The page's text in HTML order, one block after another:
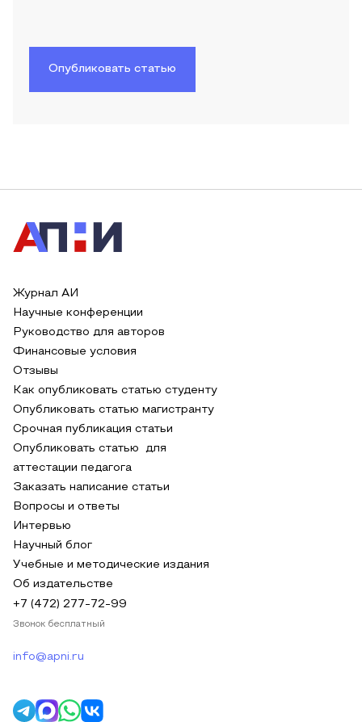
Опубликовать статью
Журнал АИ
Научные конференции
Руководство для авторов
Финансовые условия
Отзывы
Как опубликовать статью студенту
Опубликовать статью магистранту
Срочная публикация статьи
Опубликовать статью для
аттестации педагога
Заказать написание статьи
Вопросы и ответы
Интервью
Научный блог
Учебные и методические издания
Об издательстве
+7 (472) 277-72-99
Звонок бесплатный
info@apni.ru